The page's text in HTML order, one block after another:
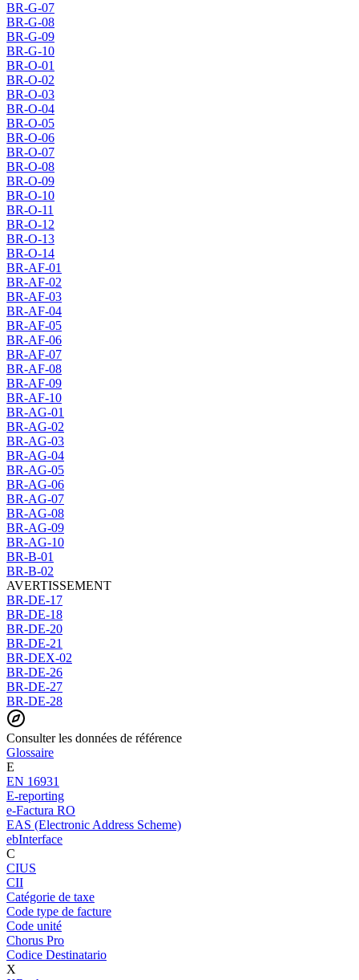
BR-G-07
BR-G-08
BR-G-09
BR-G-10
BR-O-01
BR-O-02
BR-O-03
BR-O-04
BR-O-05
BR-O-06
BR-O-07
BR-O-08
BR-O-09
BR-O-10
BR-O-11
BR-O-12
BR-O-13
BR-O-14
BR-AF-01
BR-AF-02
BR-AF-03
BR-AF-04
BR-AF-05
BR-AF-06
BR-AF-07
BR-AF-08
BR-AF-09
BR-AF-10
BR-AG-01
BR-AG-02
BR-AG-03
BR-AG-04
BR-AG-05
BR-AG-06
BR-AG-07
BR-AG-08
BR-AG-09
BR-AG-10
BR-B-01
BR-B-02
AVERTISSEMENT
BR-DE-17
BR-DE-18
BR-DE-20
BR-DE-21
BR-DEX-02
BR-DE-26
BR-DE-27
BR-DE-28
Consulter les données de référence
Glossaire
E
EN 16931
E-reporting
e-Factura RO
EAS (Electronic Address Scheme)
ebInterface
C
CIUS
CII
Catégorie de taxe
Code type de facture
Code unité
Chorus Pro
Codice Destinatario
X